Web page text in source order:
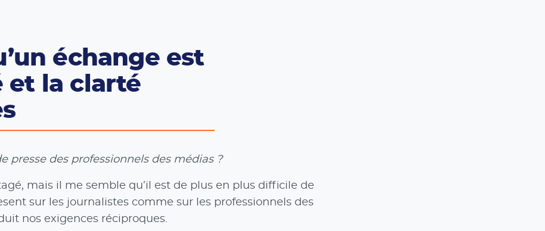
échange est
et la clarté
presse des professionnels des médias ?
mais il me semble qu’il est de plus en plus difficile de
sur les journalistes comme sur les professionnels des
nos exigences réciproques.